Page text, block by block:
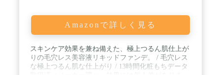
Amazonで詳しく見る
スキンケア効果を兼ね備えた、極上つるん肌仕上が
りの毛穴レス美容液リキッドファンデ。 / 毛穴レス
な極上つるん肌な仕上がり / 13時間化粧もちデータ